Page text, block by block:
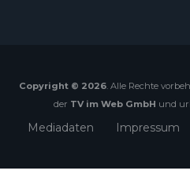
Copyright © 2026. Alle Rechte
der TV im Web GmbH und
Mediadaten Impressum